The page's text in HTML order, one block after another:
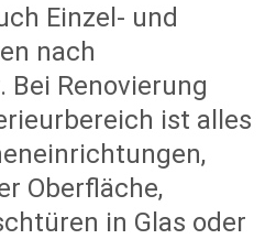
Einzel- und
nach
Bei Renovierung
ist alles
Oberfläche,
in Glas oder